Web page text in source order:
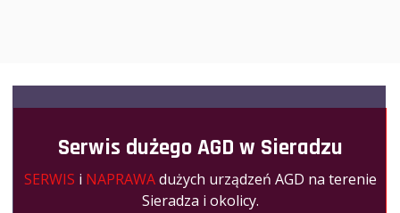
Serwis dużego AGD w Sieradzu
SERWIS i NAPRAWAdużych urządzeń AGD na terenie
Sieradza i okolicy.